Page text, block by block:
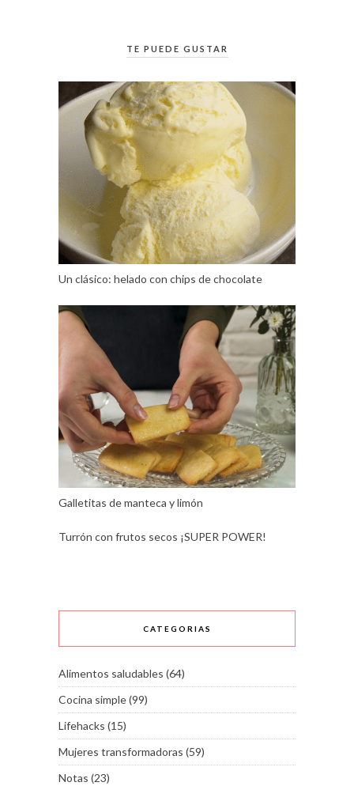
TE PUEDE GUSTAR
Un clásico: helado con chips de chocolate
Galletitas de manteca y limón
Turrón con frutos secos ¡SUPER POWER!
CATEGORIAS
Alimentos saludables (64)
Cocina simple(99)
Lifehacks (15)
Mujeres transformadoras (59)
Notas (23)